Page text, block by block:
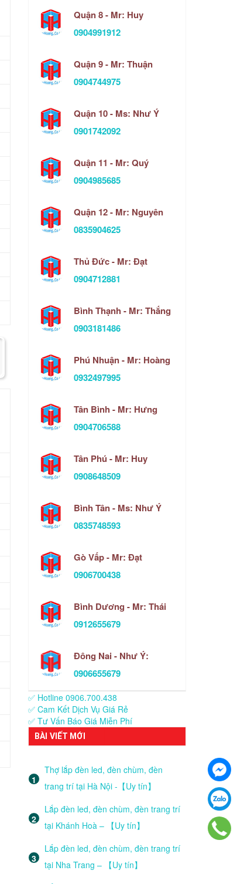
Quận 8 - Mr: Huy
0904991912
Quận 9 - Mr: Thuận
0904744975
Quận 10 - Ms: Như Ý
0901742092
Quận 11 - Mr: Quý
0904985685
Quận 12 - Mr: Nguyên
0835904625
Thủ Đức - Mr: Đạt
0904712881
Bình Thạnh - Mr: Thắng
0903181486
Phú Nhuận - Mr: Hoàng
0932497995
Tân Bình - Mr: Hưng
0904706588
Tân Phú - Mr: Huy
0908648509
Bình Tân - Ms: Như Ý
0835748593
Gò Vấp - Mr: Đạt
0906700438
Bình Dương - Mr: Thái
0912655679
Đông Nai - Như Ý:
0906655679
✅ Hotline 0906.700.438
✅ Cam Kết Dịch Vụ Giá Rẻ
✅ Tư Vấn Báo Giá Miễn Phí
BÀI VIẾT MỚI
Thợ lắp đèn led, đèn chùm, đèn
trang trí tại Hà Nội -【Uy tín】
Lắp đèn led, đèn chùm, đèn trang trí
tại Khánh Hoà – 【Uy tín】
Lắp đèn led, đèn chùm, đèn trang trí
tại Nha Trang – 【Uy tín】